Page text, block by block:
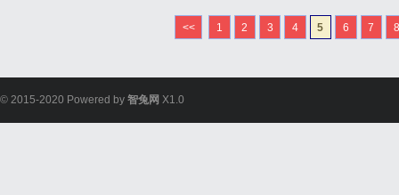
<< 1 2 3 4 5 6 7 8
© 2015-2020 Powered by 智兔网 X1.0